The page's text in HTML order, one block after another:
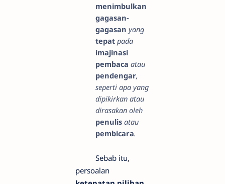
menimbulkan
gagasan-
gagasan yang
tepat pada
imajinasi
pembaca atau
pendengar,
seperti apa yang
dipikirkan atau
dirasakan oleh
penulis atau
pembicara.
Sebab itu,
persoalan